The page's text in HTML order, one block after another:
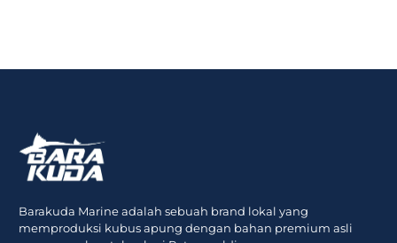
Barakuda Marine adalah sebuah brand lokal yang
memproduksi kubus apung dengan bahan premium asli